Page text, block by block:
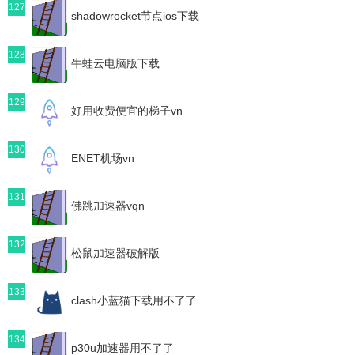
127
shadowrocket节点ios下载
128
牛蛙云电脑版下载
129
好用收费便宜的梯子vn
130
ENET机场vn
131
佛跳加速器vqn
132
松鼠加速器破解版
133
clash小蓝猫下载用不了了
134
p30u加速器用不了了